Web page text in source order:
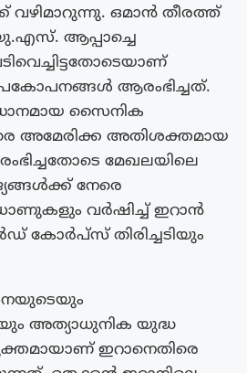
വഴിമാറുന്നു. ഒമാൻ തീരത്ത്
ആപ്പാച്ചെ
ആരംഭിച്ചത്.
സൈനിക
അമേരിക്ക അതിശക്തമായ
മേഖലയിലെ
നേരെ
വർഷിച്ച് ഇറാൻ
കോർപ്‌സ് തിരിച്ചടിയും
അത്യാധുനിക യുദ്ധ
ഇറാനെതിരെ